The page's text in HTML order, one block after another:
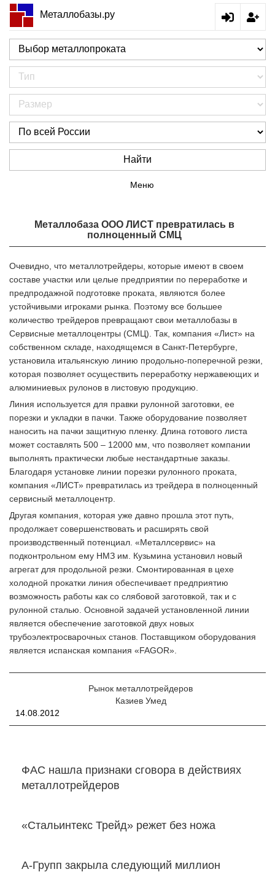
Металлобазы.ру
Найти
Меню
Металлобаза ООО ЛИСТ превратилась в
полноценный СМЦ
Очевидно, что металлотрейдеры, которые имеют в своем
составе участки или целые предприятии по переработке и
предпродажной подготовке проката, являются более
устойчивыми игроками рынка. Поэтому все большее
количество трейдеров превращают свои металлобазы в
Сервисные металлоцентры (СМЦ). Так, компания «Лист» на
собственном складе, находящемся в Санкт-Петербурге,
установила итальянскую линию продольно-поперечной резки,
которая позволяет осуществить переработку нержавеющих и
алюминиевых рулонов в листовую продукцию.
Линия используется для правки рулонной заготовки, ее
порезки и укладки в пачки. Также оборудование позволяет
наносить на пачки защитную пленку. Длина готового листа
может составлять 500 – 12000 мм, что позволяет компании
выполнять практически любые нестандартные заказы.
Благодаря установке линии порезки рулонного проката,
компания «ЛИСТ» превратилась из трейдера в полноценный
сервисный металлоцентр.
Другая компания, которая уже давно прошла этот путь,
продолжает совершенствовать и расширять свой
производственный потенциал. «Металлсервис» на
подконтрольном ему НМЗ им. Кузьмина установил новый
агрегат для продольной резки. Смонтированная в цехе
холодной прокатки линия обеспечивает предприятию
возможность работы как со слябовой заготовкой, так и с
рулонной сталью. Основной задачей установленной линии
является обеспечение заготовкой двух новых
трубоэлектросварочных станов. Поставщиком оборудования
является испанская компания «FAGOR».
Рынок металлотрейдеров
Казиев Умед
14.08.2012
ФАС нашла признаки сговора в действиях
металлотрейдеров
«Стальинтекс Трейд» режет без ножа
А-Групп закрыла следующий миллион